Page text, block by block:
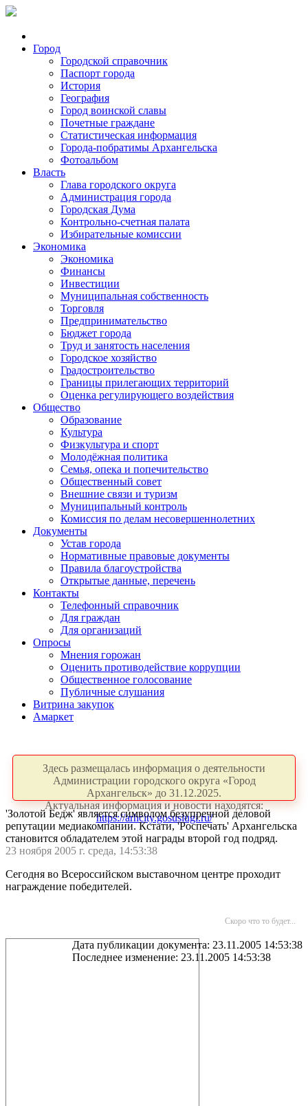
Город
Городской справочник
Паспорт города
История
География
Город воинской славы
Почетные граждане
Статистическая информация
Города-побратимы Архангельска
Фотоальбом
Власть
Глава городского округа
Администрация города
Городская Дума
Контрольно-счетная палата
Избирательные комиссии
Экономика
Экономика
Финансы
Инвестиции
Муниципальная собственность
Торговля
Предпринимательство
Бюджет города
Труд и занятость населения
Городское хозяйство
Градостроительство
Границы прилегающих территорий
Оценка регулирующего воздействия
Общество
Образование
Культура
Физкультура и спорт
Молодёжная политика
Семья, опека и попечительство
Общественный совет
Внешние связи и туризм
Муниципальный контроль
Комиссия по делам несовершеннолетних
Документы
Устав города
Нормативные правовые документы
Правила благоустройства
Открытые данные, перечень
Контакты
Телефонный справочник
Для граждан
Для организаций
Опросы
Мнения горожан
Оценить противодействие коррупции
Общественное голосование
Публичные слушания
Витрина закупок
Амаркет
Здесь размещалась информация о деятельности
Администрации городского округа «Город
Архангельск» до 31.12.2025.
Актуальная информация и новости находятся:
https://arhcity.gosuslugi.ru/
'Золотой Бедж' является символом безупречной деловой
репутации медиакомпании. Кстати, 'Роспечать' Архангельска
становится обладателем этой награды второй год подряд.
23 ноября 2005 г. среда, 14:53:38
Сегодня во Всероссийском выставочном центре проходит
награждение победителей.
Скоро что то будет...
Дата публикации документа: 23.11.2005 14:53:38
Последнее изменение: 23.11.2005 14:53:38